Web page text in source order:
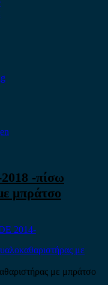
-πίσω
μπράτσο
2014-
με μπράτσο